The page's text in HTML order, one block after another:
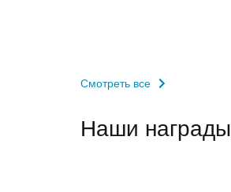
Смотреть все
Наши награды